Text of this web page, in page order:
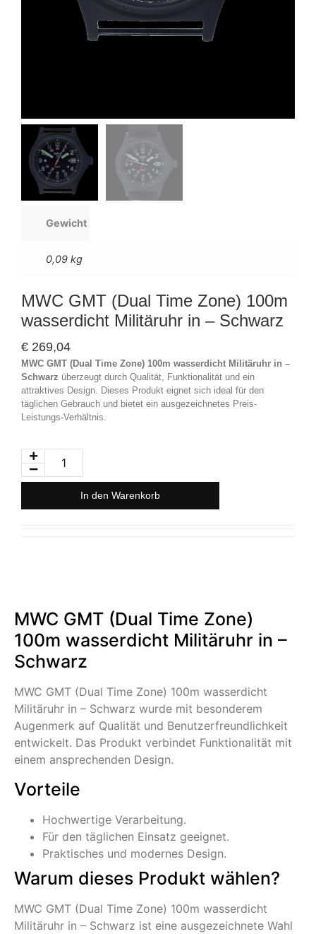
Gewicht
0,09 kg
MWC GMT (Dual Time Zone) 100m
wasserdicht Militäruhr in – Schwarz
€ 269,04
MWC GMT (Dual Time Zone) 100m wasserdicht Militäruhr in –
Schwarz überzeugt durch Qualität, Funktionalität und ein
attraktives Design. Dieses Produkt eignet sich ideal für den
täglichen Gebrauch und bietet ein ausgezeichnetes Preis-
Leistungs-Verhältnis.
In den Warenkorb
MWC GMT (Dual Time Zone)
100m wasserdicht Militäruhr in –
Schwarz
MWC GMT (Dual Time Zone) 100m wasserdicht
Militäruhr in – Schwarz wurde mit besonderem
Augenmerk auf Qualität und Benutzerfreundlichkeit
entwickelt. Das Produkt verbindet Funktionalität mit
einem ansprechenden Design.
Vorteile
Hochwertige Verarbeitung.
Für den täglichen Einsatz geeignet.
Praktisches und modernes Design.
Warum dieses Produkt wählen?
MWC GMT (Dual Time Zone) 100m wasserdicht
Militäruhr in – Schwarz ist eine ausgezeichnete Wahl